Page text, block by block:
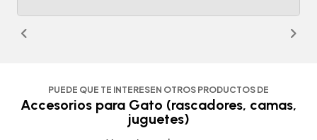
PUEDE QUE TE INTERESEN OTROS PRODUCTOS DE
Accesorios para Gato (rascadores, camas,
juguetes)